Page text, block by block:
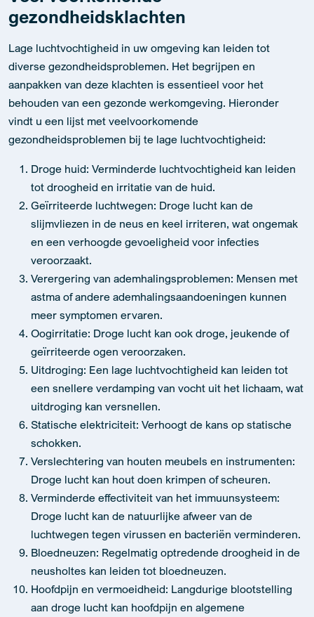
gezondheidsklachten
Lage luchtvochtigheid in uw omgeving kan leiden tot
diverse gezondheidsproblemen. Het begrijpen en
aanpakken van deze klachten is essentieel voor het
behouden van een gezonde werkomgeving. Hieronder
vindt u een lijst met veelvoorkomende
gezondheidsproblemen bij te lage luchtvochtigheid:
Droge huid: Verminderde luchtvochtigheid kan leiden
tot droogheid en irritatie van de huid.
Geïrriteerde luchtwegen: Droge lucht kan de
slijmvliezen in de neus en keel irriteren, wat ongemak
en een verhoogde gevoeligheid voor infecties
veroorzaakt.
Verergering van ademhalingsproblemen: Mensen met
astma of andere ademhalingsaandoeningen kunnen
meer symptomen ervaren.
Oogirritatie: Droge lucht kan ook droge, jeukende of
geïrriteerde ogen veroorzaken.
Uitdroging: Een lage luchtvochtigheid kan leiden tot
een snellere verdamping van vocht uit het lichaam, wat
uitdroging kan versnellen.
Statische elektriciteit: Verhoogt de kans op statische
schokken.
Verslechtering van houten meubels en instrumenten:
Droge lucht kan hout doen krimpen of scheuren.
Verminderde effectiviteit van het immuunsysteem:
Droge lucht kan de natuurlijke afweer van de
luchtwegen tegen virussen en bacteriën verminderen.
Bloedneuzen: Regelmatig optredende droogheid in de
neusholtes kan leiden tot bloedneuzen.
Hoofdpijn en vermoeidheid: Langdurige blootstelling
aan droge lucht kan hoofdpijn en algemene